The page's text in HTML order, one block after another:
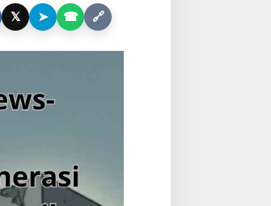
𝕏 ➤ ☎ 🔗